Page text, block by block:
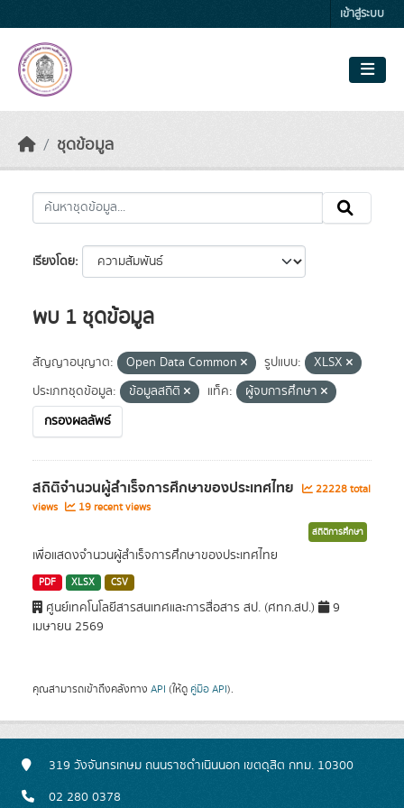
เข้าสู่ระบบ
ชุดข้อมูล
เรียงโดย
พบ 1 ชุดข้อมูล
สัญญาอนุญาต: Open Data Common รูปแบบ:
XLSX
ประเภทชุดข้อมูล:
ข้อมูลสถิติ แท็ค:
ผู้จบการศึกษา
กรองผลลัพธ์
สถิติจำนวนผู้สำเร็จการศึกษาของประเทศไทย
22228 total
views
19 recent views
สถิติการศึกษา
เพื่อแสดงจำนวนผู้สำเร็จการศึกษาของประเทศไทย
PDF XLSX CSV
ศูนย์เทคโนโลยีสารสนเทศและการสื่อสาร สป. (ศทก.สป.)
9
เมษายน 2569
คุณสามารถเข้าถึงคลังทาง API (ให้ดู คู่มือ API).
319 วังจันทรเกษม ถนนราชดำเนินนอก เขตดุสิต กทม. 10300
02 280 0378